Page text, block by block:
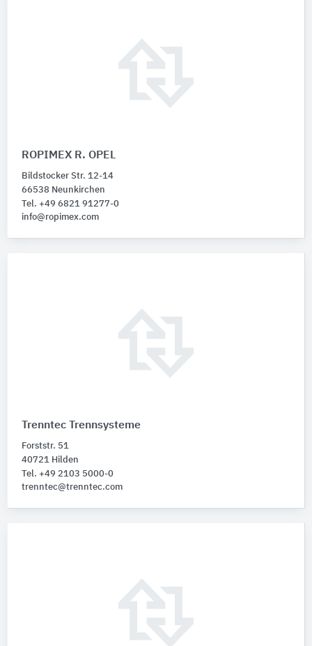
ROPIMEX R. OPEL
Bildstocker Str. 12-14
66538 Neunkirchen
Tel. +49 6821 91277-0
info@ropimex.com
Trenntec Trennsysteme
Forststr. 51
40721 Hilden
Tel. +49 2103 5000-0
trenntec@trenntec.com